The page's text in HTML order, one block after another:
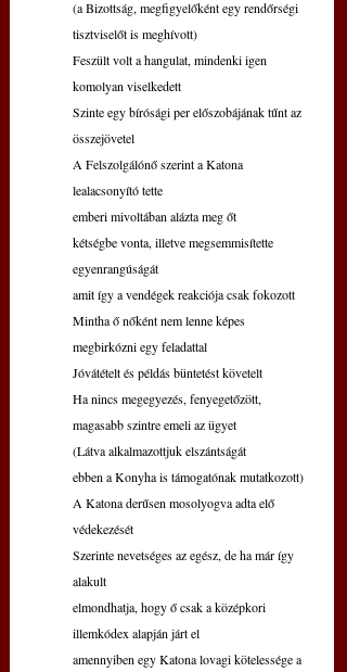
(a Bizottság, megfigyelőként egy rendőrségi
tisztviselőt is meghívott)
Feszült volt a hangulat, mindenki igen
komolyan viselkedett
Szinte egy bírósági per előszobájának tűnt az
összejövetel
A Felszolgálónő szerint a Katona
lealacsonyító tette
emberi mivoltában alázta meg őt
kétségbe vonta, illetve megsemmisítette
egyenrangúságát
amit így a vendégek reakciója csak fokozott
Mintha ő nőként nem lenne képes
megbirkózni egy feladattal
Jóvátételt és példás büntetést követelt
Ha nincs megegyezés, fenyegetőzött,
magasabb szintre emeli az ügyet
(Látva alkalmazottjuk elszántságát
ebben a Konyha is támogatónak mutatkozott)
A Katona derűsen mosolyogva adta elő
védekezését
Szerinte nevetséges az egész, de ha már így
alakult
elmondhatja, hogy ő csak a középkori
illemkódex alapján járt el
amennyiben egy Katona lovagi kötelessége a